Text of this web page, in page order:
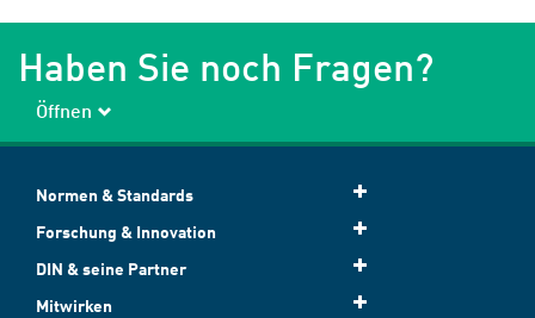
Haben Sie noch Fragen?
Öffnen
Normen & Standards
Forschung & Innovation
DIN & seine Partner
Mitwirken